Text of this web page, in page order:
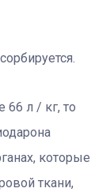
л / кг, то
которые
ткани,